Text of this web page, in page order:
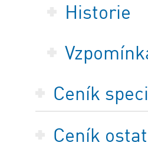
Historie
Ceník
Ceník